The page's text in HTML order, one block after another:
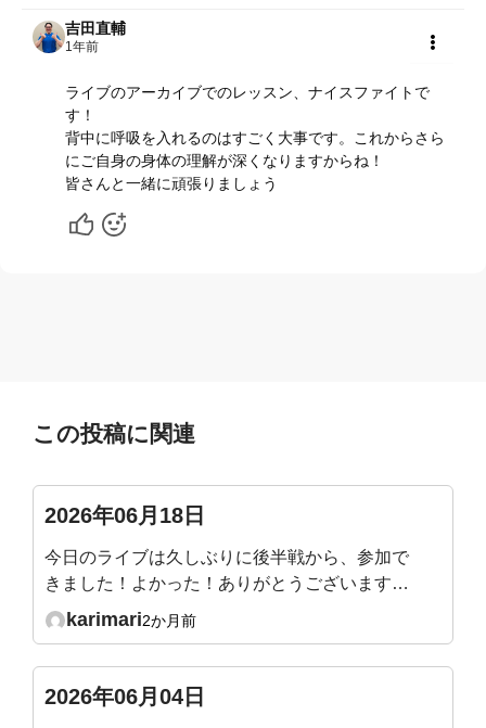
吉田直輔
1年前
共有
ライブのアーカイブでのレッスン、ナイスファイトで
す！
背中に呼吸を入れるのはすごく大事です。これからさら
にご自身の身体の理解が深くなりますからね！
皆さんと一緒に頑張りましょう
この投稿に関連
2026年06月18日
今日のライブは久しぶりに後半戦から、参加で
きました！よかった！ありがとうございます😊
横隔膜を直接ほぐすときに、パリパリと剥がれ
ります。痛くはないですが、音の正体はなんな
んでしょうか？？
karimari2か月前
2026年06月04日